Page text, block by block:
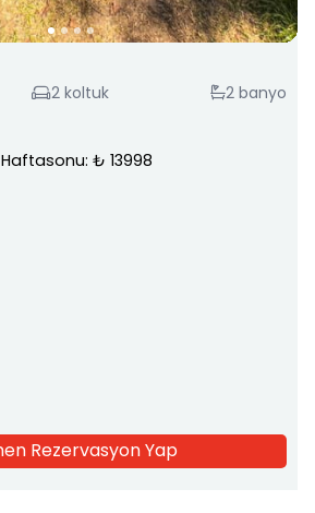
2 koltuk 2 banyo
Haftasonu: ₺ 13998
Rezervasyon Yap